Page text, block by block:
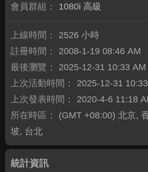
會員群組： 1080i 高級
上線時間：
2526 小時
註冊時間：
2008-1-19 08:46 AM
最後瀏覽：
2025-12-31 10:33 AM
上次活動時間：
2025-12-31
上次發表時間：
2020-4-6 11:18
所在時區：
(GMT +08:00) 北京,
坡, 台北
統計資訊